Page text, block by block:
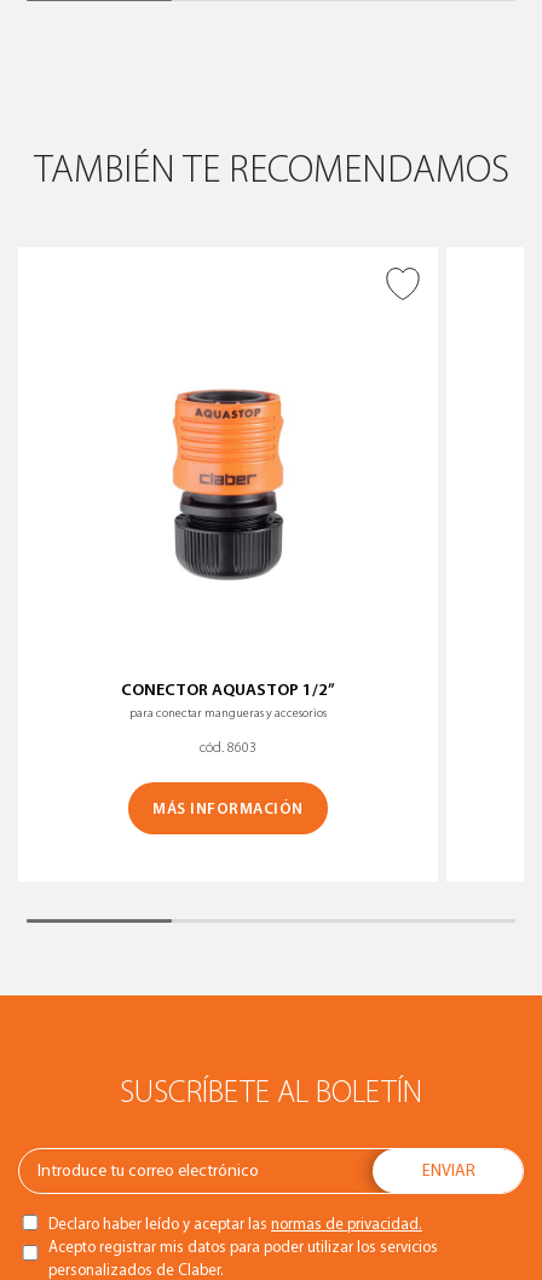
TAMBIÉN TE RECOMENDAMOS
CONECTOR AQUASTOP 1/2”
para conectar mangueras y accesorios
cód. 8603
MÁS INFORMACIÓN
SUSCRÍBETE AL BOLETÍN
Declaro haber leído y aceptar las normas de privacidad.
Acepto registrar mis datos para poder utilizar los servicios
personalizados de Claber.